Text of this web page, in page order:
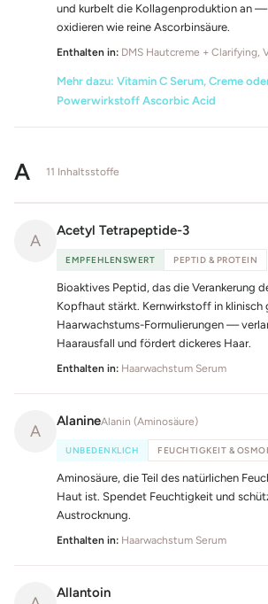
und kurbelt die Kollagenproduktion an —
oxidieren wie reine Ascorbinsäure.
Enthalten in: DMS Hautcreme + Clarifying,
Mehr dazu: Vitamin C Serum, Creme
Powerwirkstoff Ascorbic Acid
A 11 Inhaltsstoffe
A
Acetyl Tetrapeptide-3
EMPFEHLENSWERT PEPTID & PROTEIN
Bioaktives Peptid, das die Verankerung
Kopfhaut stärkt. Kernwirkstoff in klinisch
Haarwachstums-Formulierungen —
Haarausfall und fördert dickeres Haar.
Enthalten in: Haarwachstum Serum
A
AlanineAlanin (Aminosäure)
UNBEDENKLICH FEUCHTIGKEIT &
Aminosäure, die Teil des natürlichen
Haut ist. Spendet Feuchtigkeit und
Austrocknung.
Enthalten in: Haarwachstum Serum
Allantoin